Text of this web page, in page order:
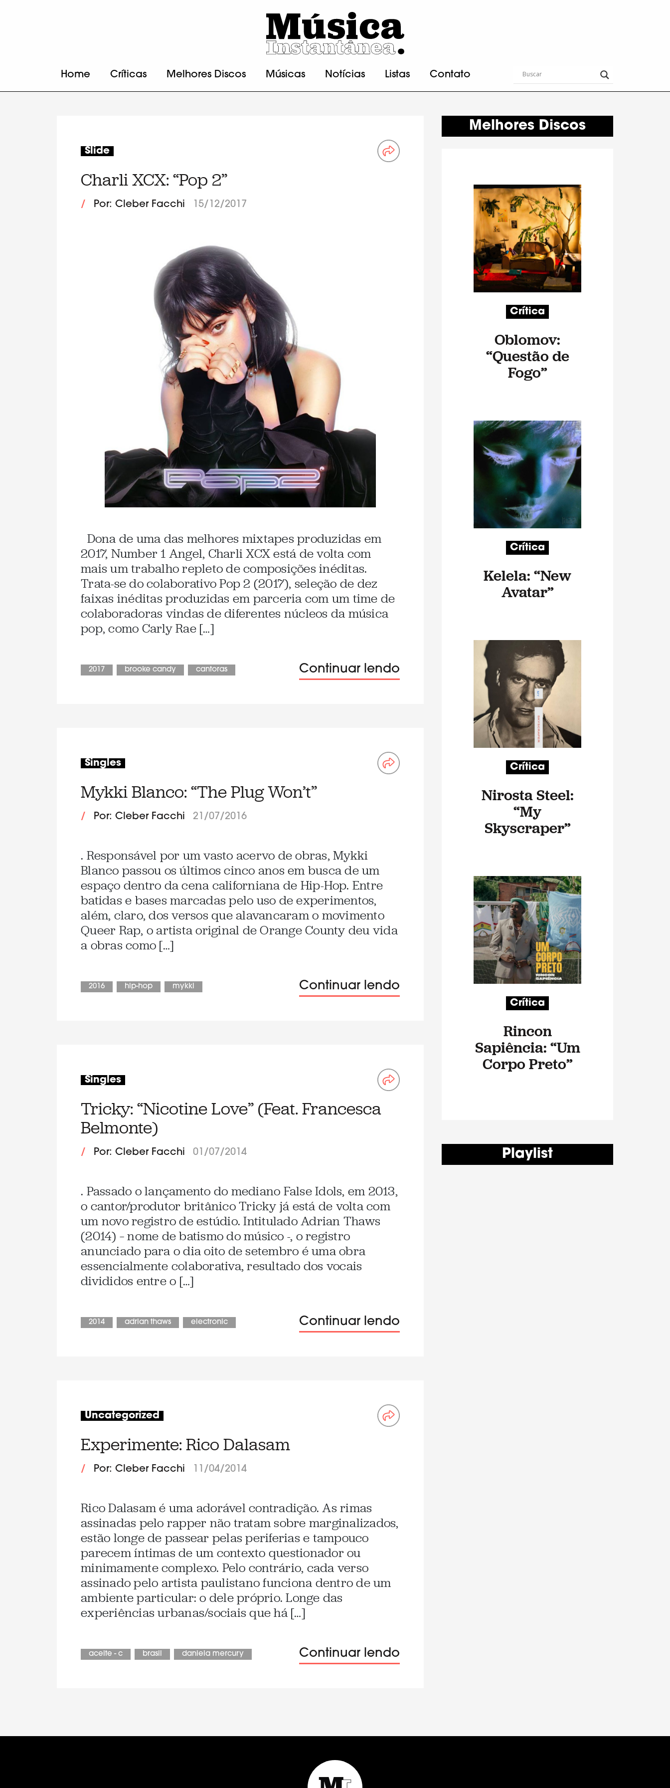
Home Críticas Melhores Discos Músicas Notícias Listas Contato
Slide
Charli XCX: “Pop 2”
/ Por: Cleber Facchi 15/12/2017
Dona de uma das melhores mixtapes produzidas em
2017, Number 1 Angel, Charli XCX está de volta com
mais um trabalho repleto de composições inéditas.
Trata-se do colaborativo Pop 2 (2017), seleção de dez
faixas inéditas produzidas em parceria com um time de
colaboradoras vindas de diferentes núcleos da música
pop, como Carly Rae […]
2017 brooke candy cantoras Continuar lendo
Singles
Mykki Blanco: “The Plug Won’t”
/ Por: Cleber Facchi 21/07/2016
. Responsável por um vasto acervo de obras, Mykki
Blanco passou os últimos cinco anos em busca de um
espaço dentro da cena californiana de Hip-Hop. Entre
batidas e bases marcadas pelo uso de experimentos,
além, claro, dos versos que alavancaram o movimento
Queer Rap, o artista original de Orange County deu vida
a obras como […]
2016 hip-hop mykki Continuar lendo
Singles
Tricky: “Nicotine Love” (Feat. Francesca
Belmonte)
/ Por: Cleber Facchi 01/07/2014
. Passado o lançamento do mediano False Idols, em 2013,
o cantor/produtor britânico Tricky já está de volta com
um novo registro de estúdio. Intitulado Adrian Thaws
(2014) – nome de batismo do músico -, o registro
anunciado para o dia oito de setembro é uma obra
essencialmente colaborativa, resultado dos vocais
divididos entre o […]
2014 adrian thaws electronic Continuar lendo
Uncategorized
Experimente: Rico Dalasam
/ Por: Cleber Facchi 11/04/2014
Rico Dalasam é uma adorável contradição. As rimas
assinadas pelo rapper não tratam sobre marginalizados,
estão longe de passear pelas periferias e tampouco
parecem íntimas de um contexto questionador ou
minimamente complexo. Pelo contrário, cada verso
assinado pelo artista paulistano funciona dentro de um
ambiente particular: o dele próprio. Longe das
experiências urbanas/sociais que há […]
aceite - c brasil daniela mercury Continuar lendo
Melhores Discos
Crítica
Oblomov:
“Questão de
Fogo”
Crítica
Kelela: “New
Avatar”
Crítica
Nirosta Steel:
“My
Skyscraper”
Crítica
Rincon
Sapiência: “Um
Corpo Preto”
Playlist